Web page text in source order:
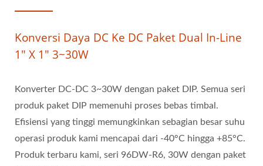
Konversi Daya DC Ke DC Paket Dual In-Line
1" X 1" 3~30W
Konverter DC-DC 3~30W dengan paket DIP. Semua seri
produk paket DIP memenuhi proses bebas timbal.
Efisiensi yang tinggi memungkinkan sebagian besar suhu
operasi produk kami mencapai dari -40°C hingga +85°C.
Produk terbaru kami, seri 96DW-R6, 30W dengan paket